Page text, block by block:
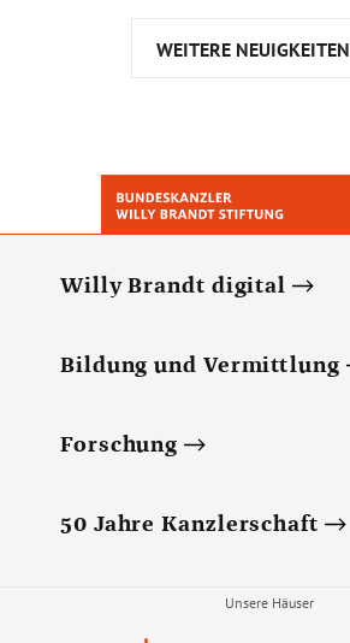
WEITERE NEUIGKEITEN
Willy Brandt digital
Bildung und Vermittlung
Forschung
50 Jahre Kanzlerschaft
Unsere Häuser